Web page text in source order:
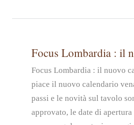
Focus Lombardia : il
Focus Lombardia : il nuovo
piace il nuovo calendario
passi e le novità sul tavolo
approvato, le date di